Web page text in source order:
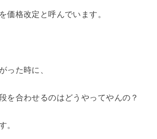
価格改定と呼んでいます。
った時に、
を合わせるのはどうやってやんの？
。